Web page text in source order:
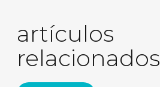
artículos
relacionados